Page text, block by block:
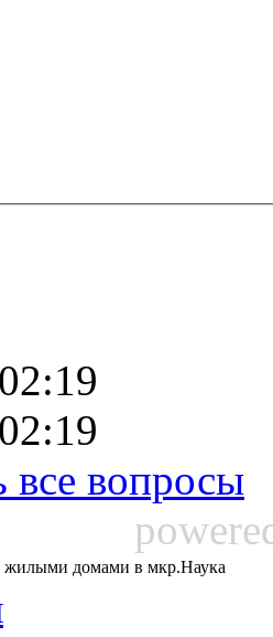
все вопросы
жилыми домами в мкр.Наука